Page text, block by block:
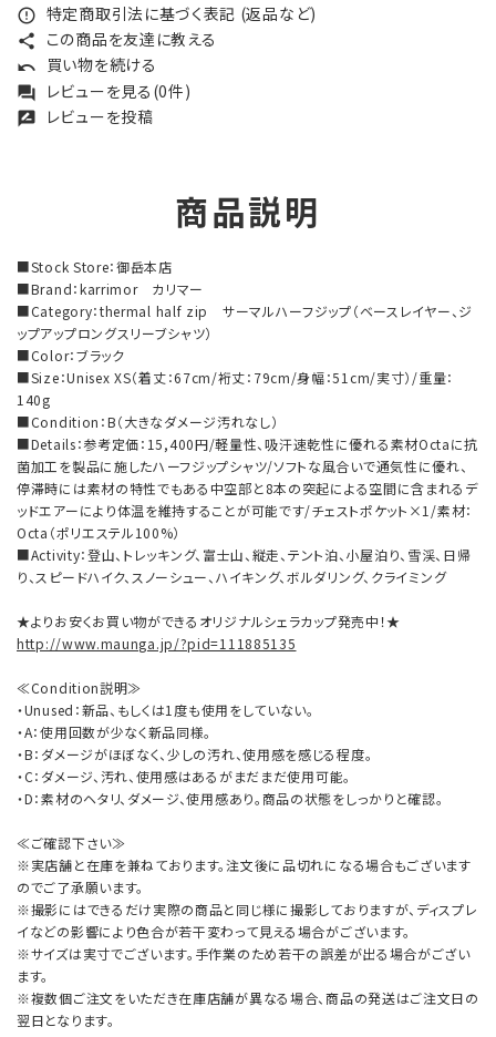
error_outline 特定商取引法に基づく表記 (返品など)
share この商品を友達に教える
undo 買い物を続ける
forum レビューを見る(0件)
rate_review レビューを投稿
商品説明
■Stock Store：御岳本店
■Brand：karrimor カリマー
■Category：thermal half zip サーマルハーフジップ（ベースレイヤー、ジ
ップアップロングスリーブシャツ）
■Color：ブラック
■Size：Unisex XS（着丈：67cm/裄丈：79cm/身幅：51cm/実寸）/重量：
140g
■Condition：B（大きなダメージ汚れなし）
■Details：参考定価：15,400円/軽量性、吸汗速乾性に優れる素材Octaに抗
菌加工を製品に施したハーフジップシャツ/ソフトな風合いで通気性に優れ、
停滞時には素材の特性でもある中空部と8本の突起による空間に含まれるデ
ッドエアーにより体温を維持することが可能です/チェストポケット×1/素材：
Octa（ポリエステル100%）
■Activity：登山、トレッキング、富士山、縦走、テント泊、小屋泊り、雪渓、日帰
り、スピードハイク、スノーシュー、ハイキング、ボルダリング、クライミング
★よりお安くお買い物ができるオリジナルシェラカップ発売中！★
http://www.maunga.jp/?pid=111885135
≪Condition説明≫
・Unused：新品、もしくは1度も使用をしていない。
・A：使用回数が少なく新品同様。
・B：ダメージがほぼなく、少しの汚れ、使用感を感じる程度。
・C：ダメージ、汚れ、使用感はあるがまだまだ使用可能。
・D：素材のヘタリ、ダメージ、使用感あり。商品の状態をしっかりと確認。
≪ご確認下さい≫
※実店舗と在庫を兼ねております。注文後に品切れになる場合もございます
のでご了承願います。
※撮影にはできるだけ実際の商品と同じ様に撮影しておりますが、ディスプレ
イなどの影響により色合が若干変わって見える場合がございます。
※サイズは実寸でございます。手作業のため若干の誤差が出る場合がござい
ます。
※複数個ご注文をいただき在庫店舗が異なる場合、商品の発送はご注文日の
翌日となります。